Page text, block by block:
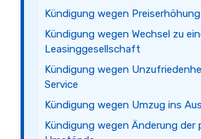
Kündigung wegen Preiserhöhung
Kündigung wegen Wechsel zu
Leasinggesellschaft
Kündigung wegen
Service
Kündigung wegen Umzug ins
Kündigung wegen Änderung der